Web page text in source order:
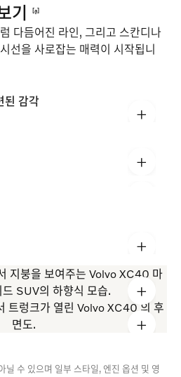
기 [a]
다듬어진 라인, 그리고 스칸디나
선을 사로잡는 매력이 시작됩니
+
된 감각
+
+
+
+
닐 수 있으며 일부 스타일, 엔진 옵션 및 영